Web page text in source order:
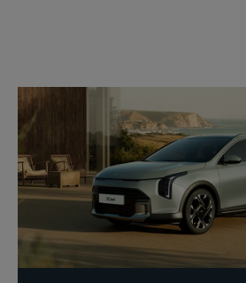
Modell
wählen: